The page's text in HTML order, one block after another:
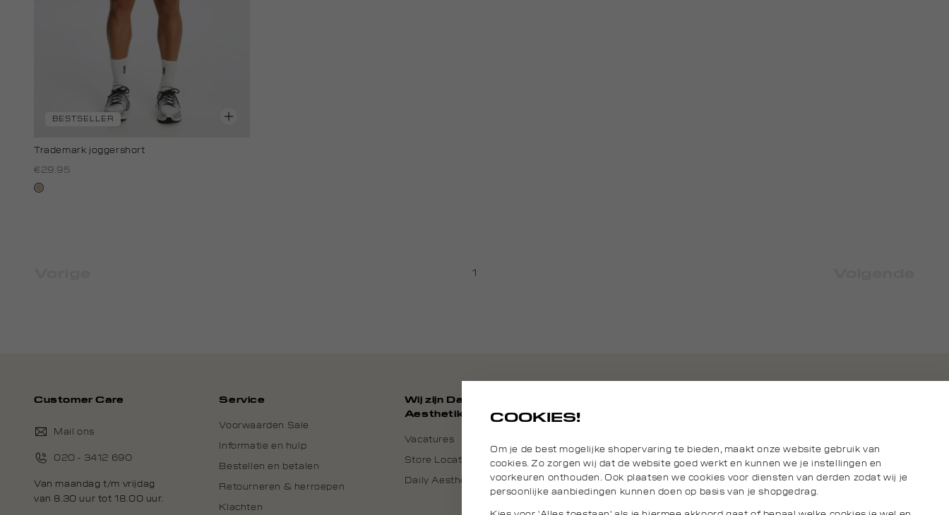
BESTSELLER
Trademark joggershort
€29.95
lichtzand
1
Customer Care
Mail ons
020 - 3412 690
Van maandag t/m vrijdag
van 8.30 uur tot 18.00 uur.
Service
Voorwaarden Sale
Informatie en hulp
Bestellen en betalen
Retourneren & herroepen
Klachten
Wij zijn Daily
Aesthetikz
Vacatures
Store Locator
Daily Aesthetikz Nederland
COOKIES!
Om je de best mogelijke shopervaring te bieden, maakt onze website gebruik van
cookies. Zo zorgen wij dat de website goed werkt en kunnen we je instellingen en
voorkeuren onthouden. Ook plaatsen we cookies voor diensten van derden zodat wij je
persoonlijke aanbiedingen kunnen doen op basis van je shopgedrag.